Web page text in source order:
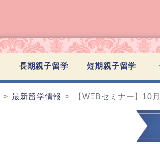
長期親子留学 短期親子留学
最新留学情報 【WEBセミナー】10